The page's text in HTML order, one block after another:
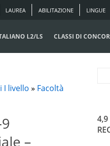
LAUREA ABILITAZIONE LINGUE
L2/LS CLASSI DI
I livello » Facoltà
–
4,9